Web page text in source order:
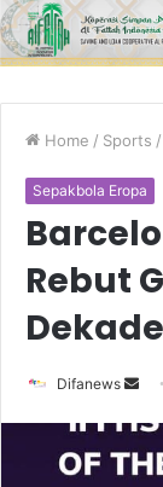
Home / Sports /
Sepakbola Eropa
Rebut
Dekade
Difanews
Send